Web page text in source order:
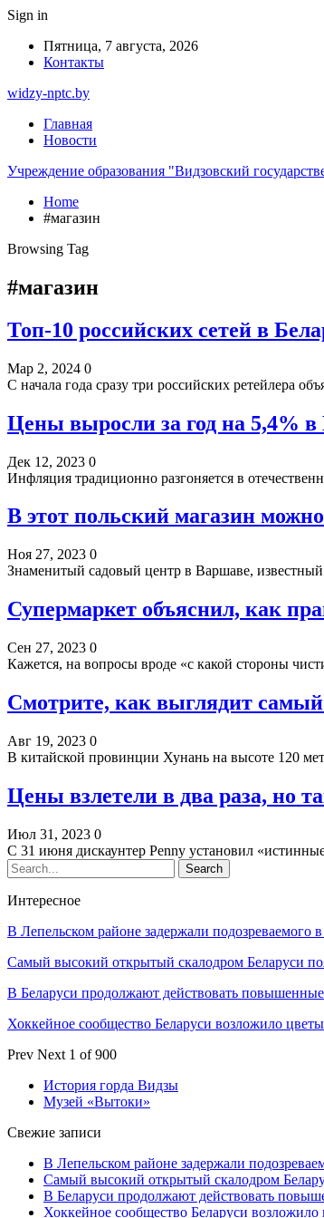
Sign in
Пятница, 7 августа, 2026
Контакты
widzy-nptc.by
Главная
Новости
Учреждение образования "Видзовский
Home
#магазин
Browsing Tag
#магазин
Топ-10 российских сетей в
Мар 2, 2024 0
С начала года сразу три российских ретейлера
Цены выросли за год на 5,4% в
Дек 12, 2023 0
Инфляция традиционно разгоняется в
В этот польский магазин
Ноя 27, 2023 0
Знаменитый садовый центр в Варшаве,
Супермаркет объяснил, как
Сен 27, 2023 0
Кажется, на вопросы вроде «с какой стороны
Смотрите, как выглядит
Авг 19, 2023 0
В китайской провинции Хунань на высоте 120
Цены взлетели в два раза, но
Июл 31, 2023 0
С 31 июня дискаунтер Penny установил
Интересное
В Лепельском районе задержали подозреваемого в
Самый высокий открытый скалодром Беларуси
В Беларуси продолжают действовать
Хоккейное сообщество Беларуси возложило
Prev Next 1 of 900
История горда Видзы
Музей «Вытоки»
Свежие записи
В Лепельском районе задержали
Самый высокий открытый скалодром
В Беларуси продолжают действовать
Хоккейное сообщество Беларуси